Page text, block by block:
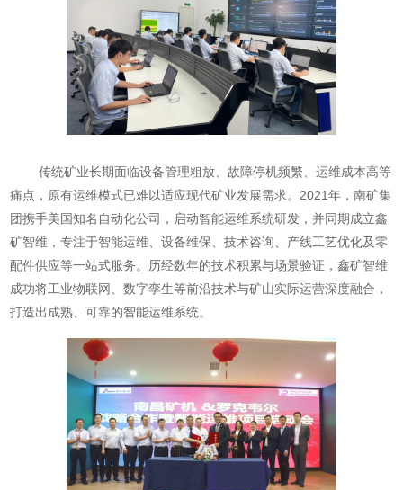
传统矿业长期面临设备管理粗放、故障停机频繁、运维成本高等
痛点，原有运维模式已难以适应现代矿业发展需求。2021年，南矿集
团携手美国知名自动化公司，启动智能运维系统研发，并同期成立鑫
矿智维，专注于智能运维、设备维保、技术咨询、产线工艺优化及零
配件供应等一站式服务。历经数年的技术积累与场景验证，鑫矿智维
成功将工业物联网、数字孪生等前沿技术与矿山实际运营深度融合，
打造出成熟、可靠的智能运维系统。